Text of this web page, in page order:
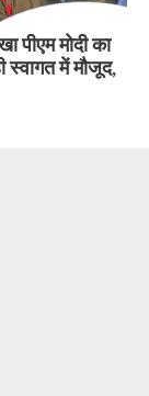
मोदी का
स्वागत में मौजूद,